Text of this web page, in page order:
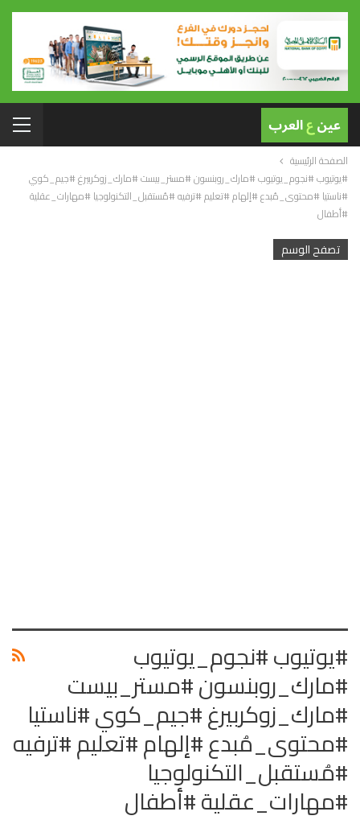
الصفحة الرئيسية
#يوتيوب #نجوم_يوتيوب #مارك_روبنسون #مستر_بيست #مارك_زوكربيرغ #جيم_كوي
#ناستيا #محتوى_مُبدع #إلهام #تعليم #ترفيه #مُستقبل_التكنولوجيا #مهارات_عقلية
#أطفال
تصفح الوسم
#يوتيوب #نجوم_يوتيوب
#مارك_روبنسون #مستر_بيست
#مارك_زوكربيرغ #جيم_كوي #ناستيا
#محتوى_مُبدع #إلهام #تعليم #ترفيه
#مُستقبل_التكنولوجيا
#مهارات_عقلية #أطفال